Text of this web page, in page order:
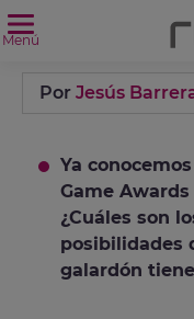
Menú
Por Jesús
Ya
Game Awards
¿Cuáles son
posibilidades
galardón